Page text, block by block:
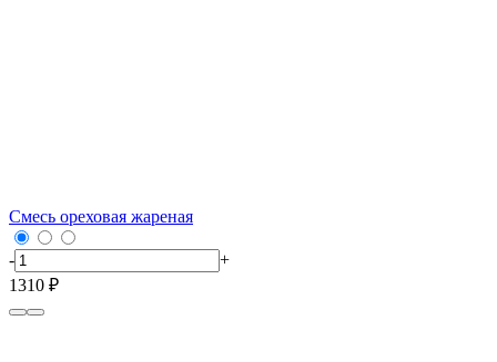
Смесь ореховая жареная
-
+
1310 ₽